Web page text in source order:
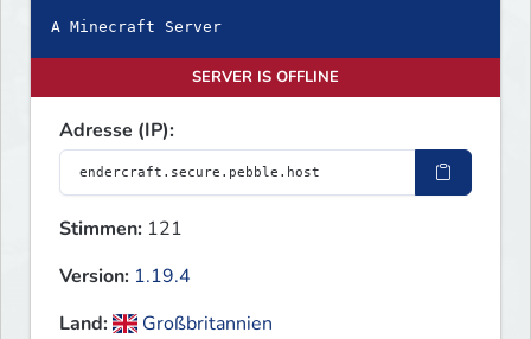
A Minecraft Server
SERVER IS OFFLINE
Adresse (IP):
Stimmen: 121
Version: 1.19.4
Land:
Großbritannien